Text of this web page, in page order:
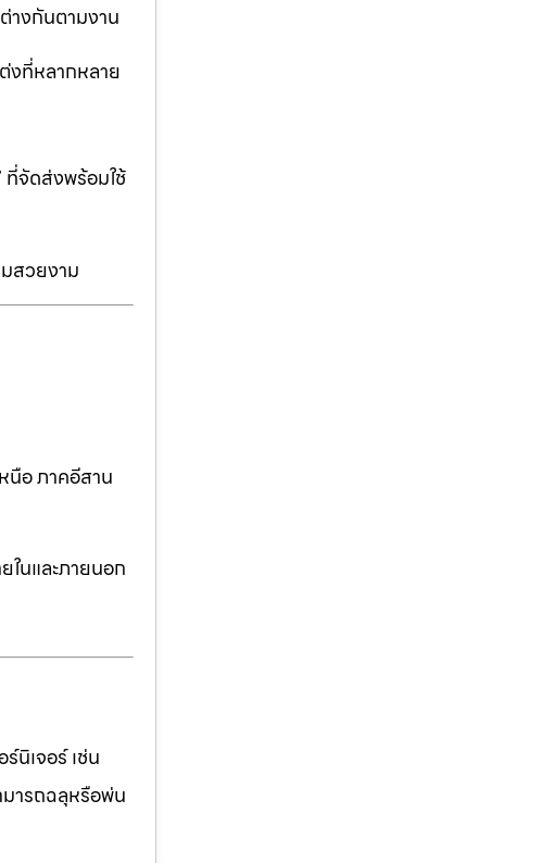
างกันตามงาน
งที่หลากหลาย
ที่จัดส่งพร้อมใช้
สวยงาม
นือ ภาคอีสาน
ในและภายนอก
นิเจอร์ เช่น
ารถฉลุหรือพ่น